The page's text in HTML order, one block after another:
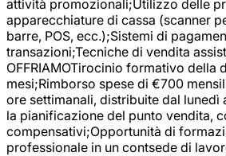
attività promozionali;Utilizzo delle
apparecchiature di cassa (scanner
barre, POS, ecc.);Sistemi di
transazioni;Tecniche di vendita
OFFRIAMOTirocinio formativo della
mesi;Rimborso spese di €700
ore settimanali, distribuite dal lunedì
la pianificazione del punto vendita,
compensativi;Opportunità di
professionale in un contsede di